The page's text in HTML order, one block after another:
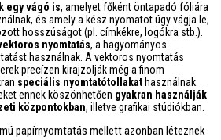
egy vágó is, amelyet főként öntapadó fóliára
és amely a kész nyomatot úgy vágja le,
hosszúságot (pl. címkékre, logókra stb.).
nyomtatás, a hagyományos
használnak. A vektoros nyomtatás
precízen kirajzolják még a finom
speciális nyomtatótollakat használnak.
ennek köszönhetően gyakran használják
központokban, illetve grafikai stúdiókban.
papírnyomtatás mellett azonban léteznek